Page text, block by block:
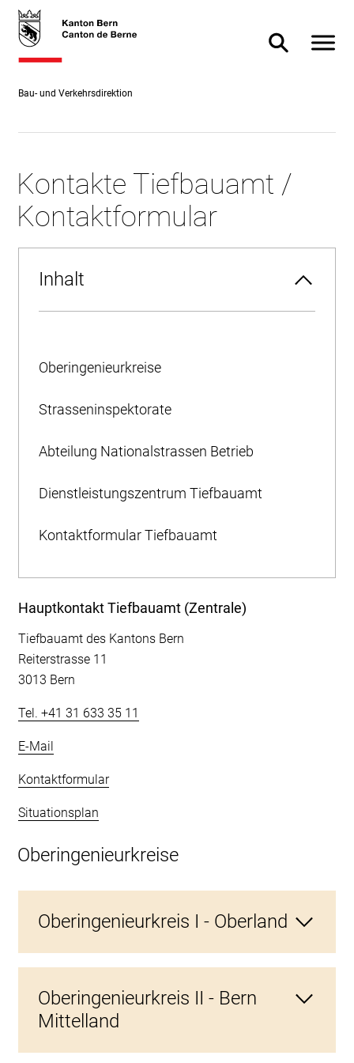
Direkt
zum
Inhalt
skiplink.toNavigation
skiplink.toStartPage
Direkt
Suche
Bau- und Verkehrsdirektion
Suche ein-
Kontakte Tiefbauamt /
Kontaktformular
Inhalt
Oberingenieurkreise
Strasseninspektorate
Abteilung Nationalstrassen Betrieb
Dienstleistungszentrum Tiefbauamt
Kontaktformular Tiefbauamt
Hauptkontakt Tiefbauamt (Zentrale)
Tiefbauamt des Kantons Bern
Reiterstrasse 11
3013 Bern
Tel. +41 31 633 35 11
E-Mail
Kontaktformular
Situationsplan
Oberingenieurkreise
Oberingenieurkreis I - Oberland
Oberingenieurkreis I
Schorenstrasse 39
Oberingenieurkreis II - Bern
Mittelland